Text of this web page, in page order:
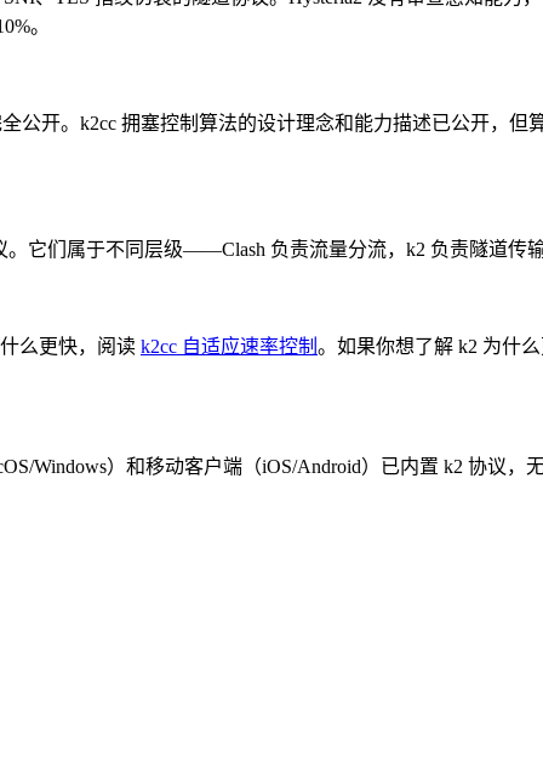
。
公开。k2cc 拥塞控制算法的设计理念和能力描述已公开，
。它们属于不同层级——Clash 负责流量分流，k2 负责隧道传
么更快，阅读 k2cc 自适应速率控制 。如果你想了解 k2 为什
Windows）和移动客户端（iOS/Android）已内置 k2 协议，